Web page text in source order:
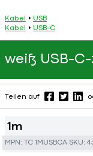
Kabel
USB
Kabel
USB-C
weiß USB-
Teilen auf
1m
MPN: TC 1MUSBCA SKU: